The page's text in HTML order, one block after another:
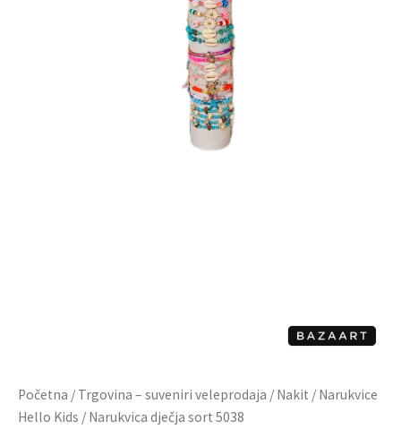
Početna / Trgovina – suveniri veleprodaja / Nakit / Narukvice
Hello Kids / Narukvica dječja sort 5038